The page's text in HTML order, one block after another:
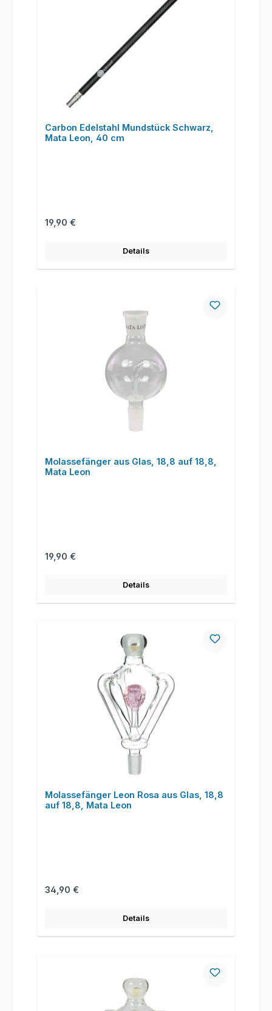
Carbon Edelstahl Mundstück Schwarz,
Mata Leon, 40 cm
Regulärer Preis:
19,90 €
Details
Molassefänger aus Glas, 18,8 auf 18,8,
Mata Leon
Regulärer Preis:
19,90 €
Details
Molassefänger Leon Rosa aus Glas, 18,8
auf 18,8, Mata Leon
Regulärer Preis:
34,90 €
Details